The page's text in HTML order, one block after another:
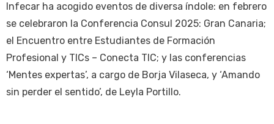
Infecar ha acogido eventos de diversa índole: en febrero
se celebraron la Conferencia Consul 2025: Gran Canaria;
el Encuentro entre Estudiantes de Formación
Profesional y TICs – Conecta TIC; y las conferencias
‘Mentes expertas’, a cargo de Borja Vilaseca, y ‘Amando
sin perder el sentido’, de Leyla Portillo.